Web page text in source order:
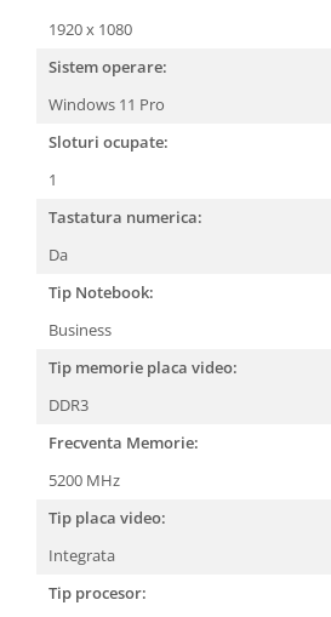
1920 x 1080
Sistem operare:
Windows 11 Pro
Sloturi ocupate:
1
Tastatura numerica:
Da
Tip Notebook:
Business
Tip memorie placa video:
DDR3
Frecventa Memorie:
5200 MHz
Tip placa video:
Integrata
Tip procesor: